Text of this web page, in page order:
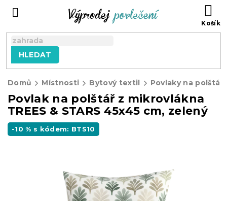
HLEDAT
Domů Místnosti Bytový textil Povlaky na
Povlak na polštář z mikrovlákna
TREES & STARS 45x45 cm, zelený
-10 % s kódem: BTS10